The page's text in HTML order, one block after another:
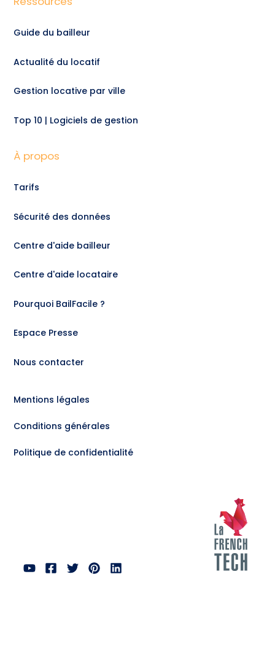
Guide du bailleur
Actualité du locatif
Gestion locative par ville
Top 10 | Logiciels de gestion
À propos
Tarifs
Sécurité des données
Centre d'aide bailleur
Centre d'aide locataire
Pourquoi BailFacile ?
Espace Presse
Nous contacter
Mentions légales
Conditions générales
Politique de confidentialité